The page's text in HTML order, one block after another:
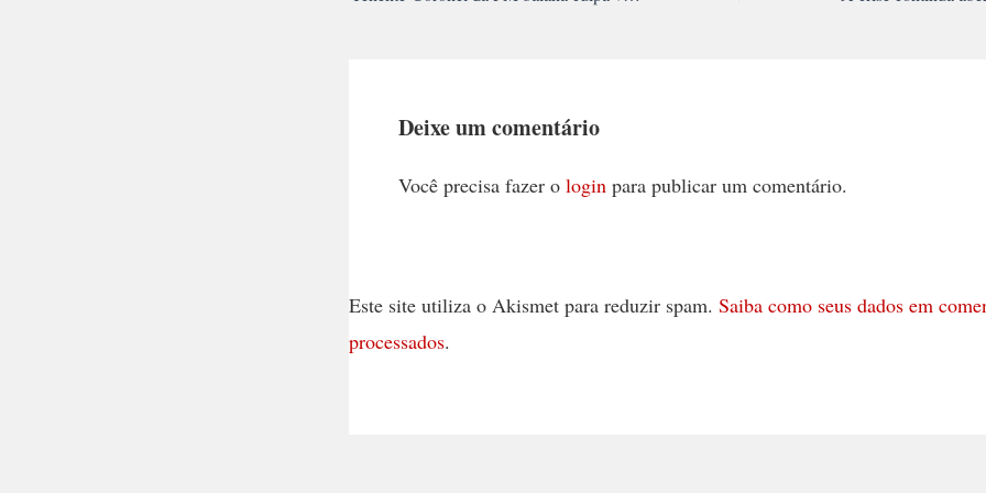
Deixe um comentário
Você precisa fazer o login para publicar um comentário.
Este site utiliza o Akismet para reduzir spam. Saiba como seus dados em
processados.